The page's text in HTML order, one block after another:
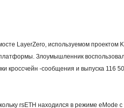
LayerZero, используемом проектом
Злоумышленник
кроссчейн -сообщения и выпуска 116
rsETH находился в режиме eMode